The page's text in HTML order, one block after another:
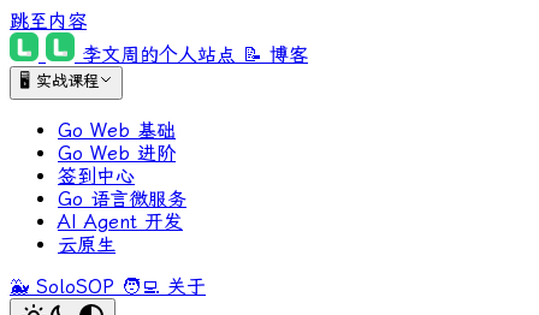
跳至内容
李文周的个人站点 📝 博客
🖥 实战课程
Go Web 基础
Go Web 进阶
签到中心
Go 语言微服务
AI Agent 开发
云原生
🐳 SoloSOP 🧑‍💻 关于